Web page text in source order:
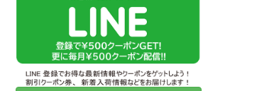
20
2026-07-02 横浜市都筑区 12
2026-06-30 高知県高知市 21 12,050